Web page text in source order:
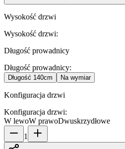
Wysokość drzwi
Wysokość drzwi:
Długość prowadnicy
Długość prowadnicy:
Długość 140cm Na wymiar
Konfiguracja drzwi
Konfiguracja drzwi:
W lewoW prawoDwuskrzydłowe
1